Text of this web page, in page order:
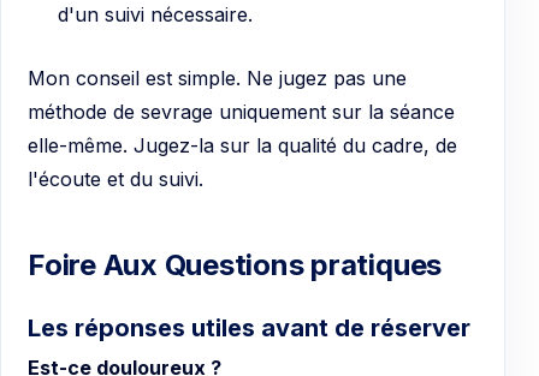
d'un suivi nécessaire.
Mon conseil est simple. Ne jugez pas une
méthode de sevrage uniquement sur la séance
elle-même. Jugez-la sur la qualité du cadre, de
l'écoute et du suivi.
Foire Aux Questions pratiques
Les réponses utiles avant de réserver
Est-ce douloureux ?